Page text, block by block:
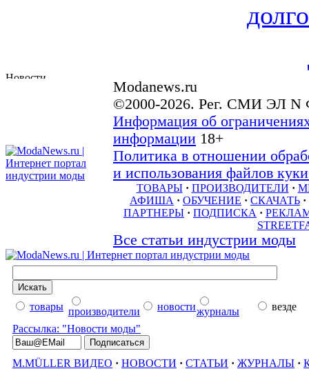
Modanews.ru
©2000-2026. Рег. СМИ ЭЛ N
Информация об
информации 18+
Политика в отношении
и использования файлов
ТОВАРЫ · ПРОИЗВОДИТЕЛИ ·
АФИША · ОБУЧЕНИЕ · СКАЧАТЬ ·
ПАРТНЕРЫ · ПОДПИСКА ·
Все статьи индустрии моды
товары производители новостижурналы
везде
Рассылка: "Новости моды"
M.MÜLLER ВИДЕО · НОВОСТИ · СТАТЬИ · ЖУРНАЛЫ ·